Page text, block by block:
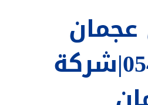
|0541307088|شركة